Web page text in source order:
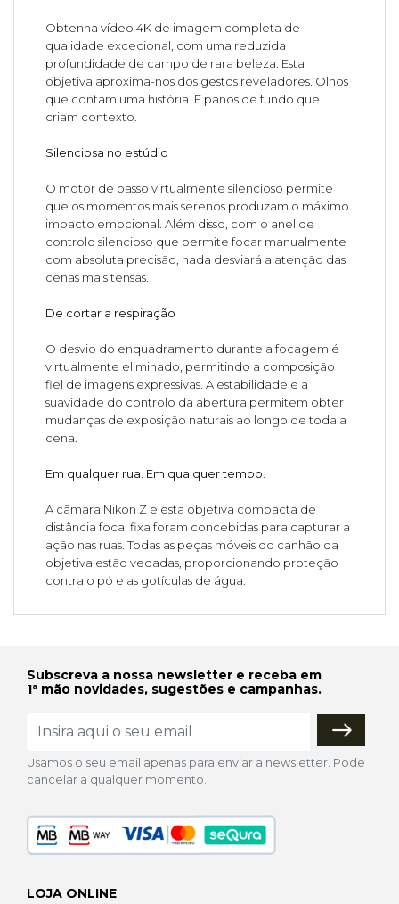
Obtenha vídeo 4K de imagem completa de
qualidade excecional, com uma reduzida
profundidade de campo de rara beleza. Esta
objetiva aproxima-nos dos gestos reveladores. Olhos
que contam uma história. E panos de fundo que
criam contexto.
Silenciosa no estúdio
O motor de passo virtualmente silencioso permite
que os momentos mais serenos produzam o máximo
impacto emocional. Além disso, com o anel de
controlo silencioso que permite focar manualmente
com absoluta precisão, nada desviará a atenção das
cenas mais tensas.
De cortar a respiração
O desvio do enquadramento durante a focagem é
virtualmente eliminado, permitindo a composição
fiel de imagens expressivas. A estabilidade e a
suavidade do controlo da abertura permitem obter
mudanças de exposição naturais ao longo de toda a
cena.
Em qualquer rua. Em qualquer tempo.
A câmara Nikon Z e esta objetiva compacta de
distância focal fixa foram concebidas para capturar a
ação nas ruas. Todas as peças móveis do canhão da
objetiva estão vedadas, proporcionando proteção
contra o pó e as gotículas de água.
Subscreva a nossa newsletter e receba em
1ª mão novidades, sugestões e campanhas.
Usamos o seu email apenas para enviar a newsletter. Pode
cancelar a qualquer momento.
LOJA ONLINE